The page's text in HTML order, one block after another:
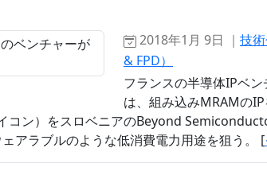
2018年1月 9日 ｜ 技
& FPD）
フランスの半導体IPベ
は、組み込みMRAMの
コン）をスロベニアのBeyond
アラブルのような低消費電力用途を狙う。 [